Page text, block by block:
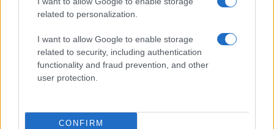
related to personalization.
I want to allow Google to enable storage
related to security, including authentication
functionality and fraud prevention, and other
user protection.
CONFIRM